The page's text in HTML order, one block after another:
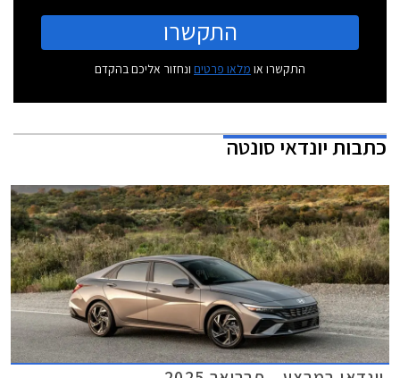
התקשרו
התקשרו או מלאו פרטים ונחזור אליכם בהקדם
כתבותיונדאי סונטה